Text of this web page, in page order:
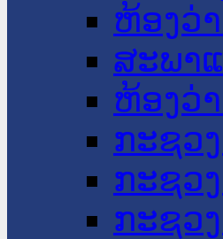
ຫ້ອງວ່
ສະພາ
ຫ້ອງວ່
ກະຊວ
ກະຊວ
ກະຊວ